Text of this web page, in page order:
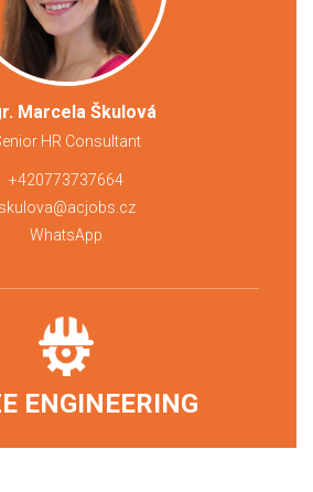
Marcela Škulová
HR Consultant
+420773737664
skulova@acjobs.cz
WhatsApp
ENGINEERING